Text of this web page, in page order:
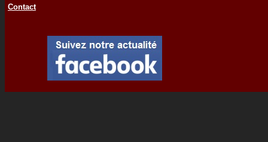
Contact